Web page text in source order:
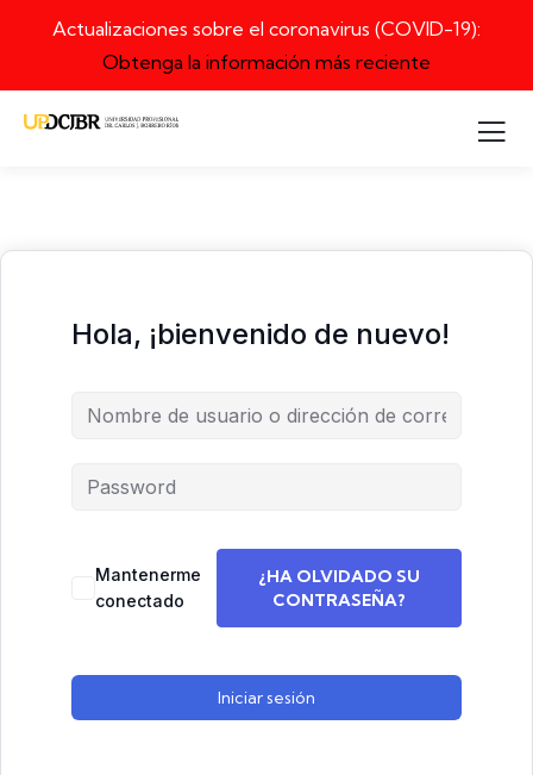
Actualizaciones sobre el coronavirus (COVID-19):
Obtenga la información más reciente
Hola, ¡bienvenido de nuevo!
Mantenerme
conectado
¿HA OLVIDADO SU
CONTRASEÑA?
Iniciar sesión